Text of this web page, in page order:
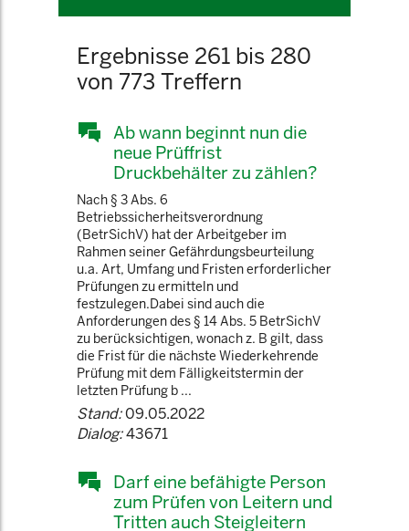
Ergebnisse 261 bis 280
von 773 Treffern
Ab wann beginnt nun die
neue Prüffrist
Druckbehälter zu zählen?
Nach § 3 Abs. 6
Betriebssicherheitsverordnung
(BetrSichV) hat der Arbeitgeber im
Rahmen seiner Gefährdungsbeurteilung
u.a. Art, Umfang und Fristen erforderlicher
Prüfungen zu ermitteln und
festzulegen.Dabei sind auch die
Anforderungen des § 14 Abs. 5 BetrSichV
zu berücksichtigen, wonach z. B gilt, dass
die Frist für die nächste Wiederkehrende
Prüfung mit dem Fälligkeitstermin der
letzten Prüfung b ...
Stand:09.05.2022
Dialog:43671
Darf eine befähigte Person
zum Prüfen von Leitern und
Tritten auch Steigleitern